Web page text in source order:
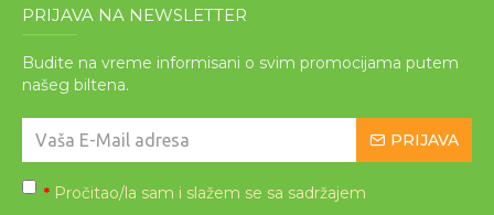
PRIJAVA NA NEWSLETTER
Budite na vreme informisani o svim promocijama putem
našeg biltena.
PRIJAVA
* Pročitao/la sam i slažem se sa sadržajem